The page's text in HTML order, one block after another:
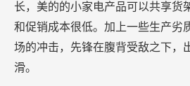
长，美的的小家电产品可以共享货
和促销成本很低。加上一些生产劣
场的冲击，先锋在腹背受敌之下，
滑。